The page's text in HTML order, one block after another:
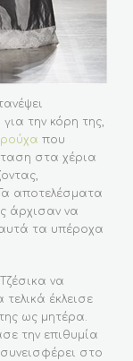
την κόρη της,
που
στα χέρια
αποτελέσματα
άρχισαν να
τα υπέροχα
να
τελικά έκλεισε
ως μητέρα.
την επιθυμία
στο